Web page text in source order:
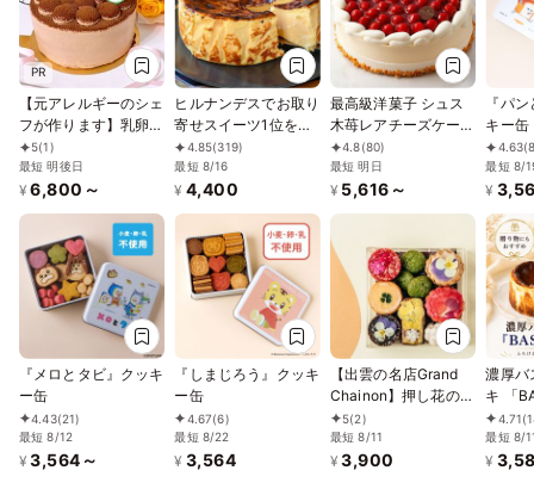
PR
【元アレルギーのシェ
フが作ります】乳卵小
麦不使用／アレルギー
対応ケーキ／チョコレ
ートケーキ4号
（12cm）ヴィーガン
5(1)
最短 明後日
¥ 6,800～
ヒルナンデスでお取り
寄せスイーツ1位を獲
得！誕生日に 熟成で
旨味成分約2倍！グル
テンフリーの「熟成バ
スクチーズケーキ」
誕生日プレゼント
4.85(319)
最短 8/16
¥ 4,400
最高級洋菓子 シュス
木苺レアチーズケーキ
15cm (記念日＆)
4.8(80)
最短 明日
¥ 5,616～
『パ
キー缶
4.63
最短 8/
¥
『メロとタビ』クッキ
ー缶
4.43(21)
最短 8/12
¥ 3,564～
『しまじろう』クッキ
ー缶
4.67(6)
最短 8/22
¥ 3,564
【出雲の名店Grand
Chainon】押し花のク
ッキー缶 ママルニー
5(2)
最短 8/11
¥ 3,900
濃厚バ
キ 「
4号（
さとと
どけ
4.71
最短 8/
¥